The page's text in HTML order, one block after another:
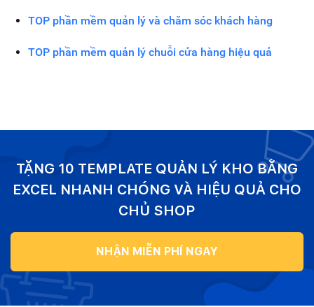
TOP phần mềm quản lý và chăm sóc khách hàng
TOP phần mềm quản lý chuỗi cửa hàng hiệu quả
TẶNG 10 TEMPLATE QUẢN LÝ KHO BẰNG
EXCEL NHANH CHÓNG VÀ HIỆU QUẢ CHO
CHỦ SHOP
NHẬN MIỄN PHÍ NGAY